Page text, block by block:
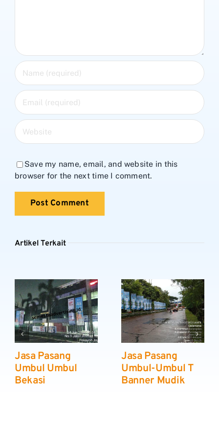
Save my name, email, and website in this
browser for the next time I comment.
Artikel Terkait
Jasa Pasang
Umbul Umbul
Bekasi
Jasa Pasang
Umbul-Umbul T
Banner Mudik